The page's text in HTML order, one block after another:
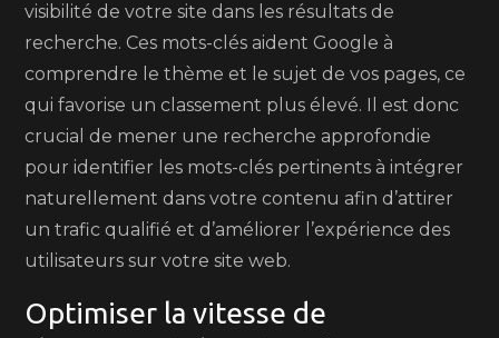
visibilité de votre site dans les résultats de
recherche. Ces mots-clés aident Google à
comprendre le thème et le sujet de vos pages, ce
qui favorise un classement plus élevé. Il est donc
crucial de mener une recherche approfondie
pour identifier les mots-clés pertinents à intégrer
naturellement dans votre contenu afin d’attirer
un trafic qualifié et d’améliorer l’expérience des
utilisateurs sur votre site web.
Optimiser la vitesse de